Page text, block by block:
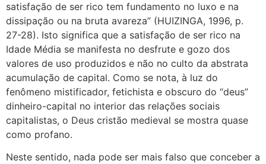
satisfação de ser rico tem fundamento no luxo e na
dissipação ou na bruta avareza” (HUIZINGA, 1996, p.
27-28). Isto significa que a satisfação de ser rico na
Idade Média se manifesta no desfrute e gozo dos
valores de uso produzidos e não no culto da abstrata
acumulação de capital. Como se nota, à luz do
fenômeno mistificador, fetichista e obscuro do “deus”
dinheiro-capital no interior das relações sociais
capitalistas, o Deus cristão medieval se mostra quase
como profano.
Neste sentido, nada pode ser mais falso que conceber a